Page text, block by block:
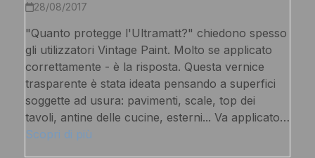
28/08/2017
"Quanto protegge l'Ultramatt?" chiedono spesso
gli utilizzatori Vintage Paint. Molto se applicato
correttamente - è la risposta. Questa vernice
trasparente è stata ideata pensando a superfici
soggette ad usura: pavimenti, scale, top dei
tavoli, antine delle cucine, esterni... Va applicato…
Scopri di più